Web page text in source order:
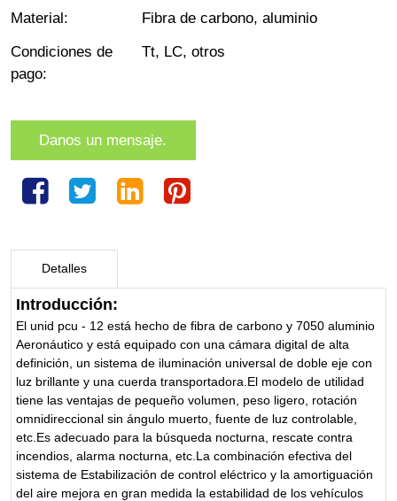
Material: Fibra de carbono, aluminio
Condiciones de
pago:
Tt, LC, otros
Danos un mensaje.
Detalles
Introducción:
El unid pcu - 12 está hecho de fibra de carbono y 7050 aluminio
Aeronáutico y está equipado con una cámara digital de alta
definición, un sistema de iluminación universal de doble eje con
luz brillante y una cuerda transportadora.El modelo de utilidad
tiene las ventajas de pequeño volumen, peso ligero, rotación
omnidireccional sin ángulo muerto, fuente de luz controlable,
etc.Es adecuado para la búsqueda nocturna, rescate contra
incendios, alarma nocturna, etc.La combinación efectiva del
sistema de Estabilización de control eléctrico y la amortiguación
del aire mejora en gran medida la estabilidad de los vehículos